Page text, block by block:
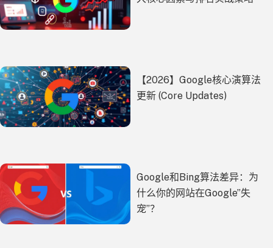
【2026】Google核心演算法
更新 (Core Updates)
Google和Bing算法差异：为
什么你的网站在Google”失
宠”？